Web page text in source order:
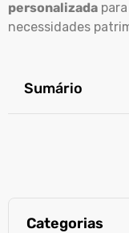
personalizada
necessidades
Sumário
Categorias